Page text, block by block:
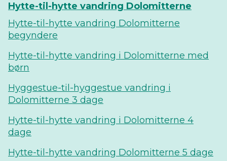
Hytte-til-hytte vandring Dolomitterne
Hytte-til-hytte vandring Dolomitterne
begyndere
Hytte-til-hytte vandring i Dolomitterne med
børn
Hyggestue-til-hyggestue vandring i
Dolomitterne 3 dage
Hytte-til-hytte vandring i Dolomitterne 4
dage
Hytte-til-hytte vandring Dolomitterne 5 dage